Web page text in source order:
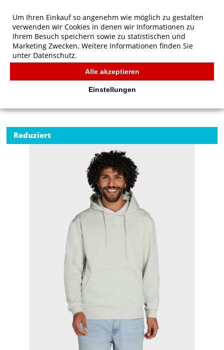
SG Originals Hooded Sweatshirt Men
Reduziert
Um Ihren Einkauf so angenehm wie möglich zu gestalten
verwenden wir Cookies in denen wir Informationen zu
Ihrem Besuch speichern sowie zu statistischen und
Marketing Zwecken. Weitere Informationen finden Sie
unter Datenschutz.
Alle akzeptieren
Einstellungen